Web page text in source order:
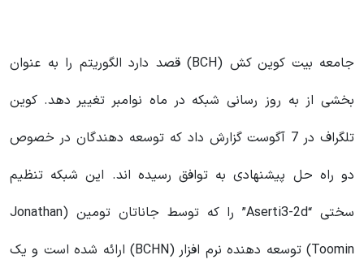
جامعه بیت کوین کش (BCH) قصد دارد الگوریتم را به عنوان
بخشی از به روز رسانی شبکه در ماه نوامبر تغییر دهد. کوین
تلگراف در 7 آگوست گزارش داد که توسعه دهندگان در خصوص
دو راه حل پیشنهادی به توافق رسیده اند. این شبکه تنظیم
سختی “Aserti3-2d” را که توسط جاناتان تومین (Jonathan
Toomin) توسعه دهنده نرم افزار (BCHN) ارائه شده است و یک